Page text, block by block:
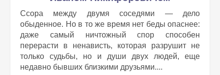
Ссора между двумя соседями — дело
обыденное. Но в то же время нет беды опаснее:
даже самый ничтожный спор способен
перерасти в ненависть, которая разрушит не
только судьбы, но и души двух людей, еще
недавно бывших близкими друзьями....